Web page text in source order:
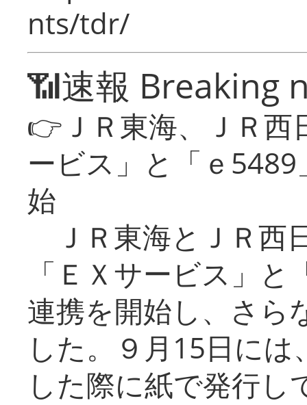
nts/tdr/
📶速報 Breaking
👉ＪＲ東海、ＪＲ
ービス」と「ｅ
始
ＪＲ東海とＪＲ西
「ＥＸサービス」
連携を開始し、さら
した。９月15日に
した際に紙で発行し